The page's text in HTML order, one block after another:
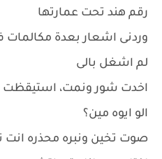
رقم هند تحت عمارتها
وردنى اشعار بعدة مكالمات
لم اشغل بالى
اخدت شور ونمت، استيقظت
الو ايوه مين؟
صوت تخين ونبره محذره انت